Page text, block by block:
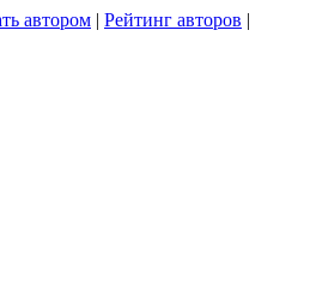
автором | Рейтинг авторов |